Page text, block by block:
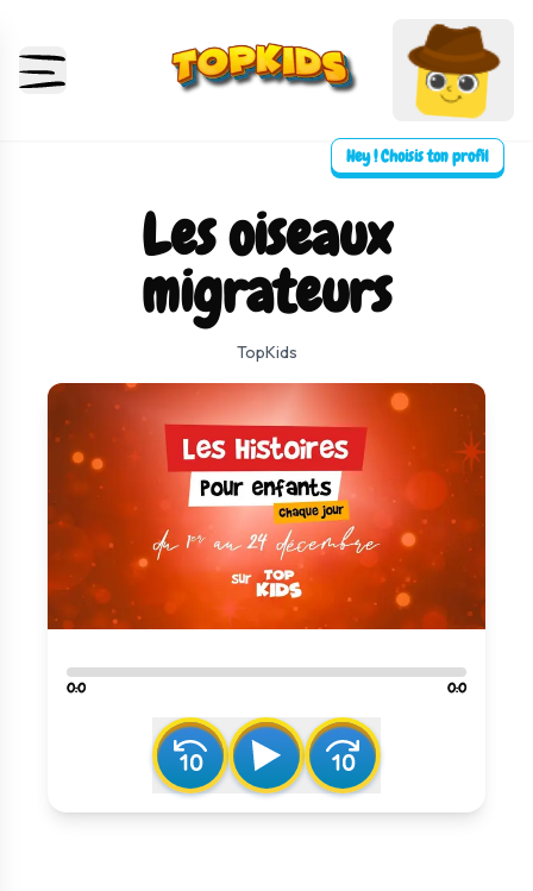
Hey ! Choisis ton profil
Les oiseaux
migrateurs
TopKids
0:0 0:0